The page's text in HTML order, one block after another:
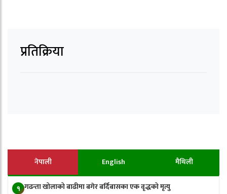
प्रतिक्रिया
नेपाली English मैथिली
१ गढन्ता खोलाको बाढीमा बगेर बर्दिबासका एक वृद्धको मृत्यु